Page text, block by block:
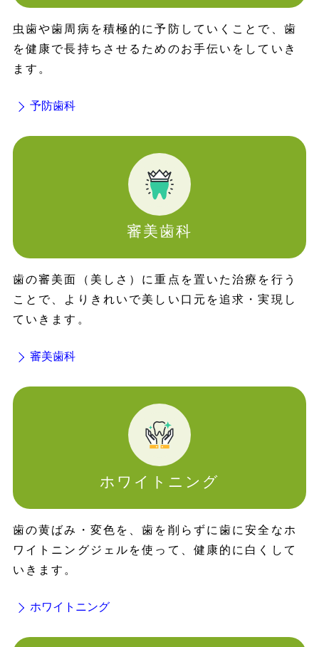
虫歯や歯周病を積極的に予防していくことで、歯
を健康で長持ちさせるためのお手伝いをしていき
ます。
予防歯科
審美歯科
歯の審美面（美しさ）に重点を置いた治療を行う
ことで、よりきれいで美しい口元を追求・実現し
ていきます。
審美歯科
ホワイトニング
歯の黄ばみ・変色を、歯を削らずに歯に安全なホ
ワイトニングジェルを使って、健康的に白くして
いきます。
ホワイトニング